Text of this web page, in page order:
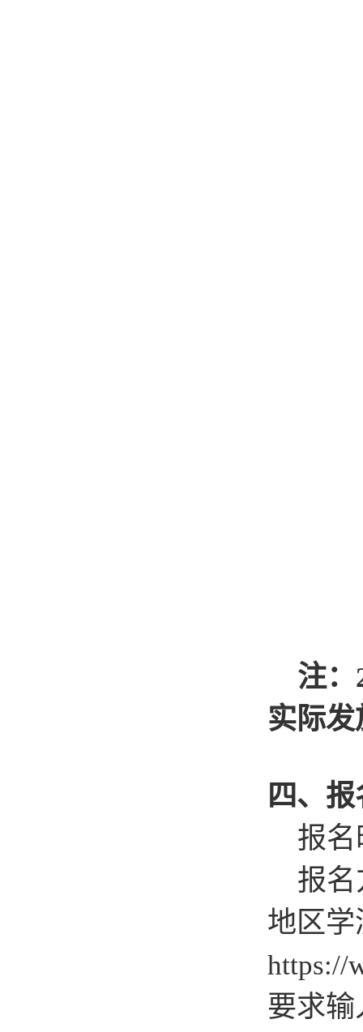
注：
实际
四、
报
报
地区
https://
要求